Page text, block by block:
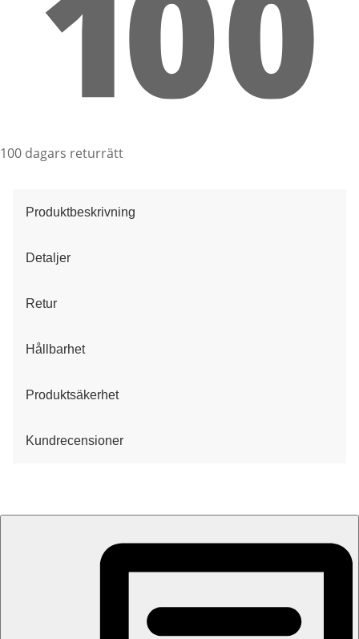
100 dagars returrätt
Produktbeskrivning
Detaljer
Retur
Hållbarhet
Produktsäkerhet
Kundrecensioner